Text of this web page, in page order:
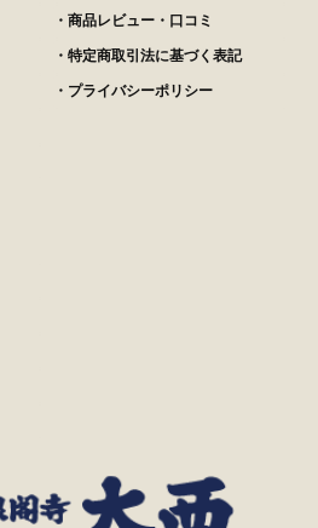
・商品レビュー・口コミ
・特定商取引法に基づく表記
・プライバシーポリシー